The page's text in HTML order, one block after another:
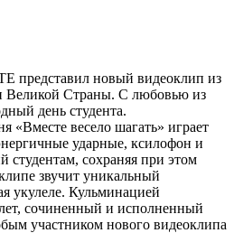
новый видеоклип из
Великой Страны. С любовью из
день студента.
«Вместе весело шагать» играет
ударные, ксилофон и
студентам, сохраняя при этом
звучит уникальный
укулеле. Кульминацией
сочиненный и исполненный
участником нового видеоклипа